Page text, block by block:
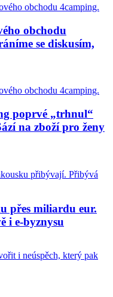
obchodu
se diskusím,
poprvé „trhnul“
na zboží pro ženy
přes miliardu eur.
i e-byznysu